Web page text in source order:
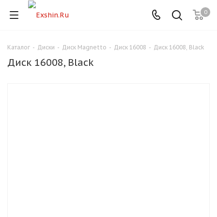
0
Каталог - Диски - Диск Magnetto - Диск 16008 - Диск 16008, Black
Диск 16008, Black
Для клиентов всех банков